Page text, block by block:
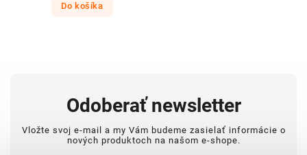
Do košíka
Odoberať newsletter
Vložte svoj e-mail a my Vám budeme zasielať informácie o
nových produktoch na našom e-shope.